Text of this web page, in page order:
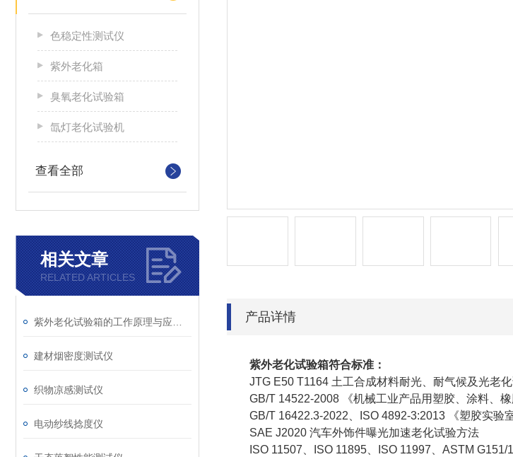
色稳定性测试仪
紫外老化箱
臭氧老化试验箱
氙灯老化试验机
查看全部
相关文章
RELATED ARTICLES
建材烟密度测试仪
织物凉感测试仪
电动纱线捻度仪
产品详情
紫外老化试验箱符合标准：
JTG E50 T1164 土工合成材料耐光、耐气候及光老化
GB/T 14522-2008 《机械工业产品用塑胶、涂料、橡
GB/T 16422.3-2022、ISO 4892-3:2013 《塑胶实验室
SAE J2020 汽车外饰件曝光加速老化试验方法
ISO 11507、ISO 11895、ISO 11997、ASTM G151/